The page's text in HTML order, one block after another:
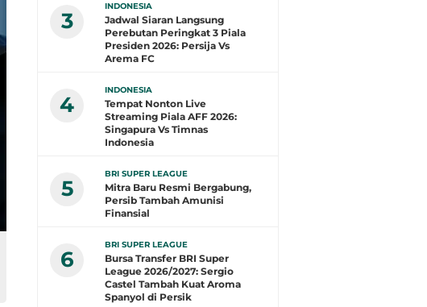
3
INDONESIA
Jadwal Siaran Langsung
Perebutan Peringkat 3 Piala
Presiden 2026: Persija Vs
Arema FC
4
INDONESIA
Tempat Nonton Live
Streaming Piala AFF 2026:
Singapura Vs Timnas
Indonesia
5
BRI SUPER LEAGUE
Mitra Baru Resmi Bergabung,
Persib Tambah Amunisi
Finansial
6
BRI SUPER LEAGUE
Bursa Transfer BRI Super
League 2026/2027: Sergio
Castel Tambah Kuat Aroma
Spanyol di Persik